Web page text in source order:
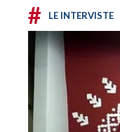
# LE INTERVISTE